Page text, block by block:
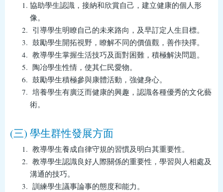
協助學生認識，接納和欣賞自己，建立健康的個人形
像。
引導學生明瞭自己的未來路向，及早訂定人生目標。
鼓勵學生開拓視野，瞭解不同的價值觀，善作抉擇。
教導學生掌握生活技巧及面對困難，積極解決問題。
陶冶學生性情，使其仁民愛物。
鼓勵學生積極參與康體活動，強健身心。
培養學生有廣泛而健康的興趣，認識各種優秀的文化藝
術。
(三) 學生群性發展方面
教導學生養成自律守規的習慣及明白其重要性。
教導學生認識良好人際關係的重要性，學習與人相處及
溝通的技巧。
訓練學生議事論事的態度和能力。